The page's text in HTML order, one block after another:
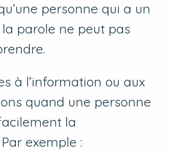
personne qui a un
parole ne peut pas
à l’information ou aux
quand une personne
la
exemple :